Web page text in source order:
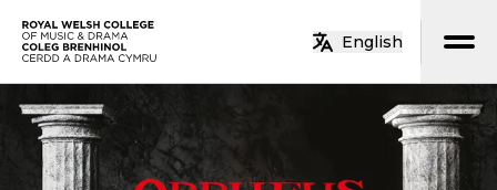
Neidio i’r prif gynnwys
English